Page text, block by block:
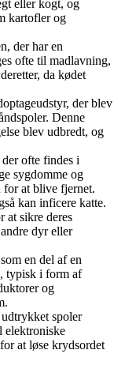
eller kogt, og
kartofler og
der har en
ofte til madlavning,
da kødet
der blev
Denne
blev udbredt, og
ofte findes i
sygdomme og
for at blive fjernet.
kan inficere katte.
at sikre deres
dyr eller
en del af en
typisk i form af
og
spoler
elektroniske
at løse krydsordet